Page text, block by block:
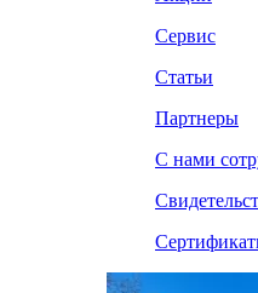
Сервис
Статьи
Партнеры
С нами